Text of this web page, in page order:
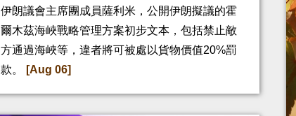
伊朗議會主席團成員薩利米，公開伊朗擬議的霍
爾木茲海峽戰略管理方案初步文本，包括禁止敵
方通過海峽等，違者將可被處以貨物價值20%罰
款。
[Aug 06]